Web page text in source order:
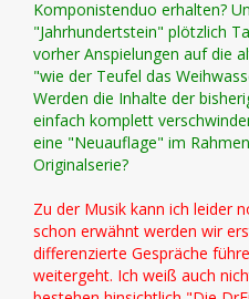
Komponistenduo erhalten?
"Jahrhundertstein" plötzlich
vorher Anspielungen auf die
"wie der Teufel das
Werden die Inhalte der
einfach komplett
eine "Neuauflage" im
Originalserie?
Zu der Musik kann ich leider
schon erwähnt werden wir
differenzierte Gespräche
weitergeht. Ich weiß auch